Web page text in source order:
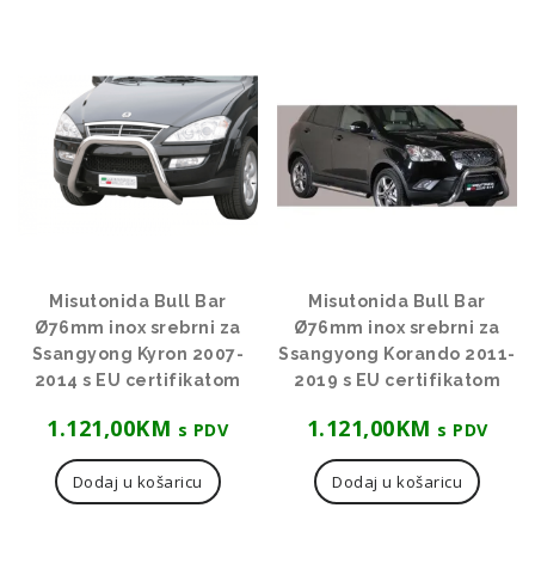
Misutonida Bull Bar
Ø76mm inox srebrni za
Ssangyong Kyron 2007-
2014 s EU certifikatom
1.121,00KM s PDV
Dodaj u košaricu
Misutonida Bull Bar
Ø76mm inox srebrni za
Ssangyong Korando 2011-
2019 s EU certifikatom
1.121,00KM s PDV
Dodaj u košaricu